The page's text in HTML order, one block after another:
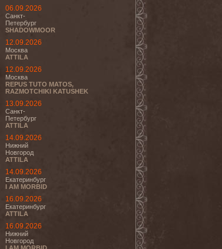
06.09.2026
Санкт-
Петербург
SHADOWMOOR
12.09.2026
Москва
ATTILA
12.09.2026
Москва
REPUS TUTO MATOS,
RAZMOTCHIKI KATUSHEK
13.09.2026
Санкт-
Петербург
ATTILA
14.09.2026
Нижний
Новгород
ATTILA
14.09.2026
Екатеринбург
I AM MORBID
16.09.2026
Екатеринбург
ATTILA
16.09.2026
Нижний
Новгород